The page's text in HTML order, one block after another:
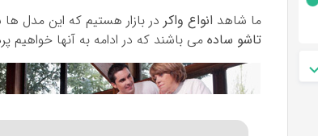
ما شاهد انواع واکردر بازار هستیم که این مدل
تاشو سادهمی باشند که در ادامه به آنها خواهیم